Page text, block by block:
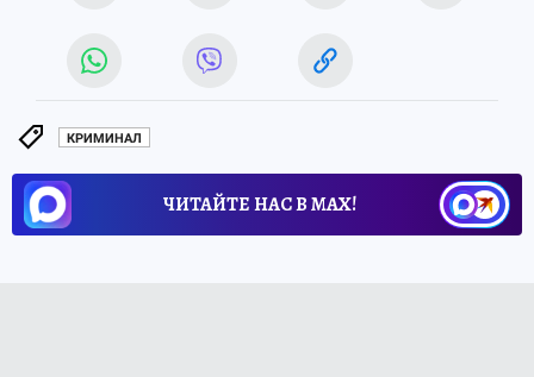
КРИМИНАЛ
ЧИТАЙТЕ НАС В МАХ!